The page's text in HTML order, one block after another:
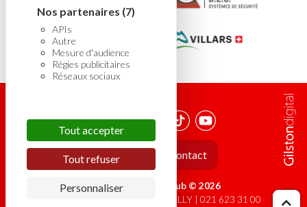
Nos partenaires (7)
APIs
Autre
Mesure d'audience
Régies publicitaires
Réseaux sociaux
Tout accepter
Tout refuser
Personnaliser
Contact
Lausanne Hockey Club © 2026
Chemin du Viaduc 14 - 1008 PRILLY | 021 623 31 00